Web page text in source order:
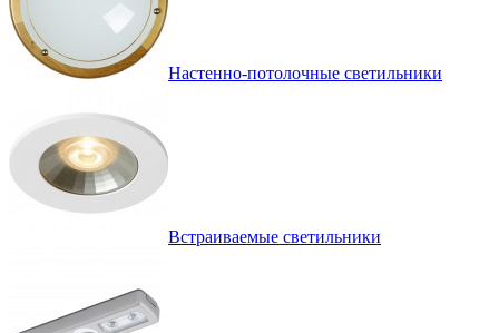
Настенно-потолочные светильники
Встраиваемые светильники